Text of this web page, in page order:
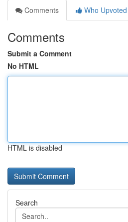
Comments
Who Upvoted
Comments
Submit a Comment
No HTML
HTML is disabled
Search